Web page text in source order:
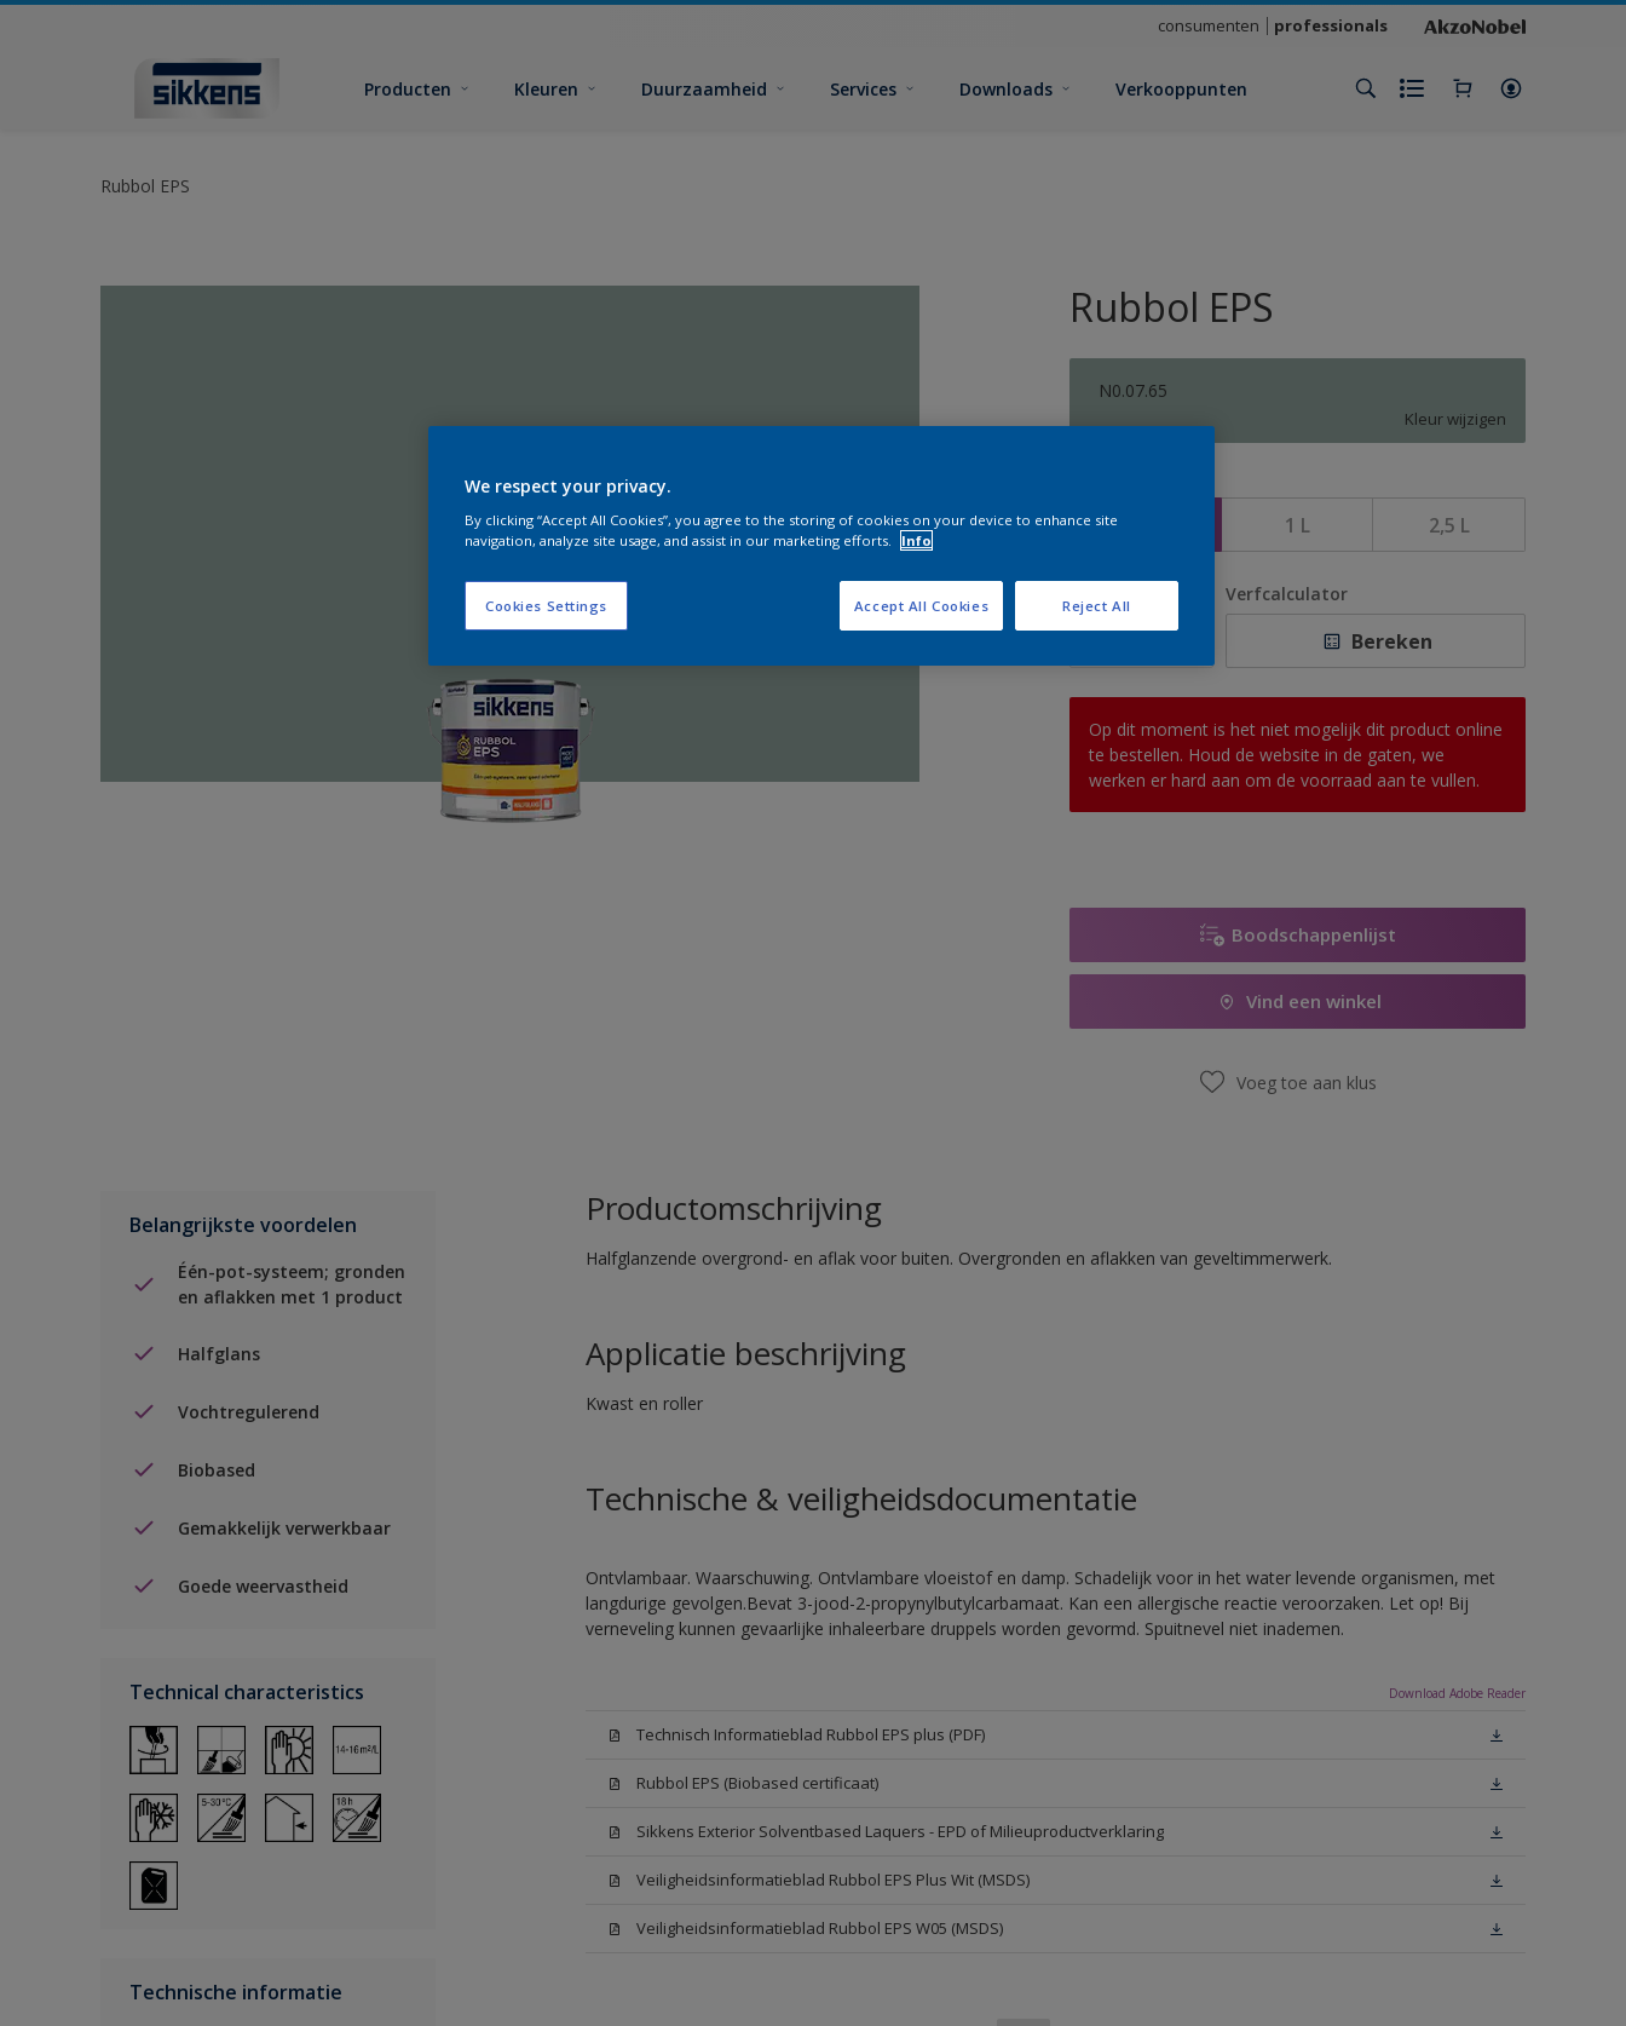
consumenten professionals
Producten Kleuren Duurzaamheid Services Downloads Verkooppunten
Rubbol EPS
Rubbol EPS
N0.07.65
Kleur wijzigen
500 ML 1 L 2,5 L
Verfcalculator
Bereken
Op dit moment is het niet mogelijk dit product online
te bestellen. Houd de website in de gaten, we
werken er hard aan om de voorraad aan te vullen.
Boodschappenlijst
Vind een winkel
Voeg toe aan klus
Belangrijkste voordelen
Één-pot-systeem; gronden
en aflakken met 1 product
Halfglans
Vochtregulerend
Biobased
Gemakkelijk verwerkbaar
Goede weervastheid
Technical characteristics
Technische informatie
Productomschrijving
Halfglanzende overgrond- en aflak voor buiten. Overgronden en aflakken van geveltimmerwerk.
Applicatie beschrijving
Kwast en roller
Technische & veiligheidsdocumentatie
Ontvlambaar. Waarschuwing. Ontvlambare vloeistof en damp. Schadelijk voor in het water levende organismen, met
langdurige gevolgen.Bevat 3-jood-2-propynylbutylcarbamaat. Kan een allergische reactie veroorzaken. Let op! Bij
verneveling kunnen gevaarlijke inhaleerbare druppels worden gevormd. Spuitnevel niet inademen.
Download Adobe Reader
Technisch Informatieblad Rubbol EPS plus (PDF)
Rubbol EPS (Biobased certificaat)
Sikkens Exterior Solventbased Laquers - EPD of Milieuproductverklaring
Veiligheidsinformatieblad Rubbol EPS Plus Wit (MSDS)
Veiligheidsinformatieblad Rubbol EPS W05 (MSDS)
We respect your privacy.
By clicking “Accept All Cookies”, you agree to the storing of cookies on your device to enhance site
navigation, analyze site usage, and assist in our marketing efforts.
Info
Cookies Settings Reject All
Accept All Cookies